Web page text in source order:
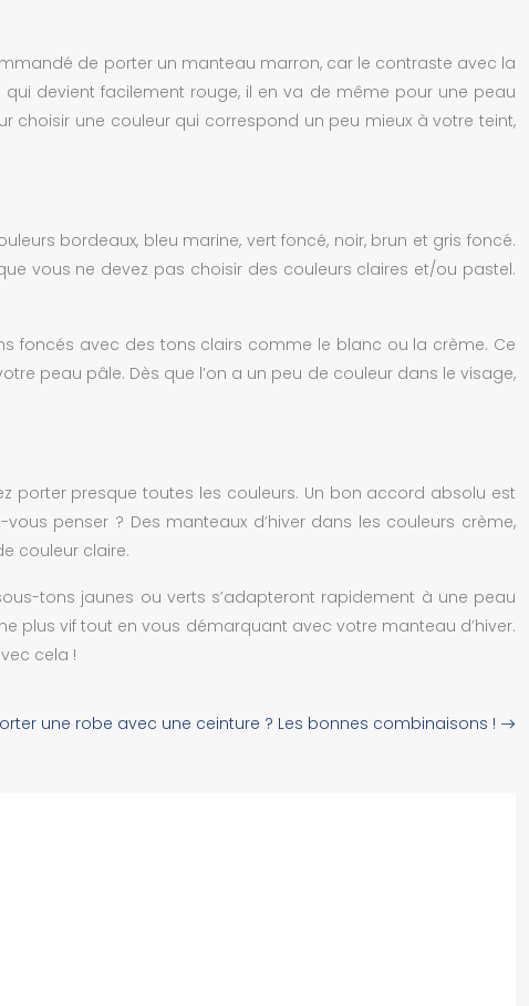
de porter un manteau marron, car le contraste avec la
devient facilement rouge, il en va de même pour une peau
choisir une couleur qui correspond un peu mieux à votre teint,
bordeaux, bleu marine, vert foncé, noir, brun et gris foncé.
vous ne devez pas choisir des couleurs claires et/ou pastel.
foncés avec des tons clairs comme le blanc ou la crème. Ce
peau pâle. Dès que l’on a un peu de couleur dans le visage,
porter presque toutes les couleurs. Un bon accord absolu est
penser ? Des manteaux d’hiver dans les couleurs crème,
couleur claire.
tons jaunes ou verts s’adapteront rapidement à une peau
plus vif tout en vous démarquant avec votre manteau d’hiver.
cela !
une robe avec une ceinture ? Les bonnes combinaisons !